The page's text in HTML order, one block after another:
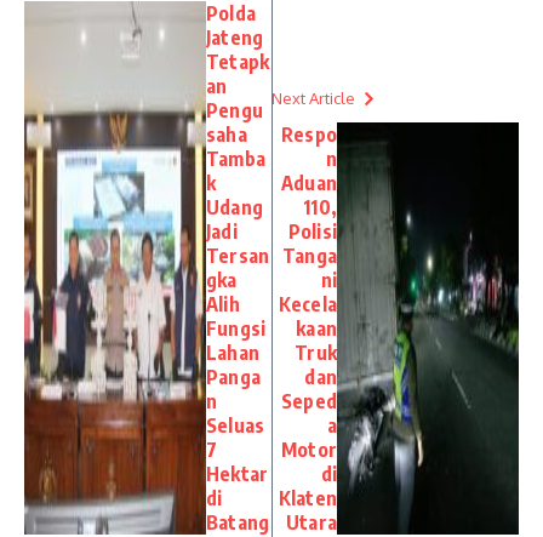
Polda
Jateng
Tetapk
an
Pengu
saha
Tamba
k
Udang
Jadi
Tersan
gka
Alih
Fungsi
Lahan
Panga
n
Seluas
7
Hektar
di
Batang
Next Article
Respo
n
Aduan
110,
Polisi
Tanga
ni
Kecela
kaan
Truk
dan
Seped
a
Motor
di
Klaten
Utara